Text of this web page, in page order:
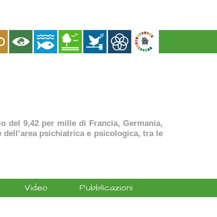
del 9,42 per mille di Francia, Germania,
psichiatrica e psicologica, tra le
Video Pubblicazioni